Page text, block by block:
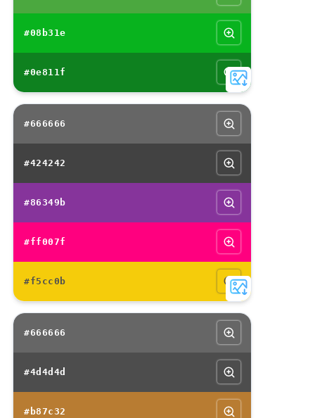
#08b31e
#0e811f
#666666
#424242
#86349b
#ff007f
#f5cc0b
#666666
#4d4d4d
#b87c32